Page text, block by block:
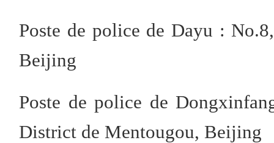
Poste de police de Dayu :
Beijing
Poste de police de
District de Mentougou, Beijing